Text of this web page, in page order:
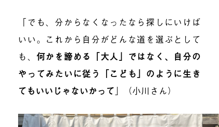
「でも、分からなくなったなら探しにいけば
いい。これから自分がどんな道を選ぶとして
も、 何かを諦める「大人」ではなく、自分の
やってみたいに従う「こども」のように生き
てもいいじゃないかって 」（小川さん）